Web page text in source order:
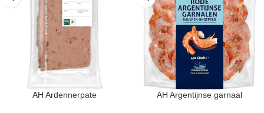
AH Ardennerpate AH Argentijnse garnaal